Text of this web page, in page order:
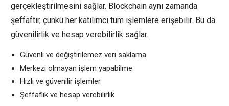
gerçekleştirilmesini sağlar. Blockchain aynı zamanda
şeffaftır, çünkü her katılımcı tüm işlemlere erişebilir. Bu da
güvenilirlik ve hesap verebilirlik sağlar.
Güvenli ve değiştirilemez veri saklama
Merkezi olmayan işlem yapabilme
Hızlı ve güvenilir işlemler
Şeffaflık ve hesap verebilirlik